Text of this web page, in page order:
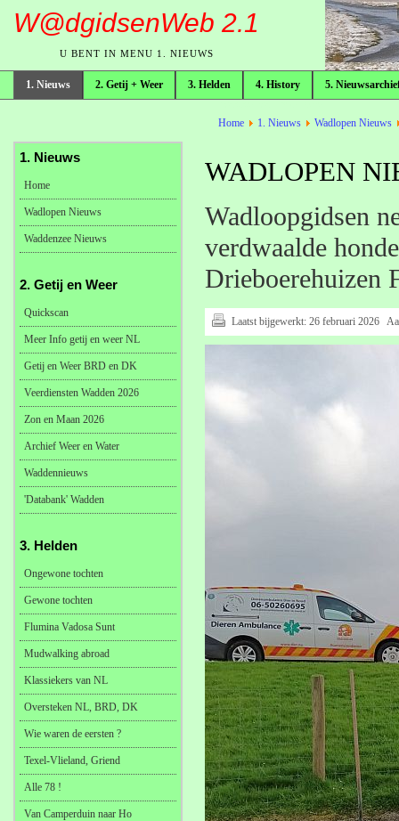
W@dgidsenWeb 2.1
U BENT IN MENU 1. NIEUWS
1. Nieuws 2. Getij + Weer 3. Helden 4. History 5.
broodkruimelpad
Home 1. Nieuws Wadlopen Nieuws
WADLOPEN
Wadloopgidsen
verdwaalde
Drieboerehuizen
Laatst bijgewerkt: 26 februari 2026
1. Nieuws
Home
Wadlopen Nieuws
Waddenzee Nieuws
2. Getij en Weer
Quickscan
Meer Info getij en weer NL
Getij en Weer BRD en DK
Veerdiensten Wadden 2026
Zon en Maan 2026
Archief Weer en Water
Waddennieuws
'Databank' Wadden
3. Helden
Ongewone tochten
Gewone tochten
Flumina Vadosa Sunt
Mudwalking abroad
Klassiekers van NL
Oversteken NL, BRD, DK
Wie waren de eersten ?
Texel-Vlieland, Griend
Alle 78 !
Van Camperduin naar Ho